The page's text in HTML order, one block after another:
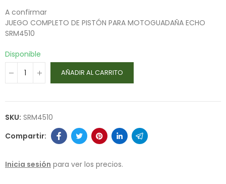
A confirmar
JUEGO COMPLETO DE PISTÓN PARA MOTOGUADAÑA ECHO
SRM4510
Disponible
AÑADIR AL CARRITO
SKU: SRM4510
Inicia sesión para ver los precios.